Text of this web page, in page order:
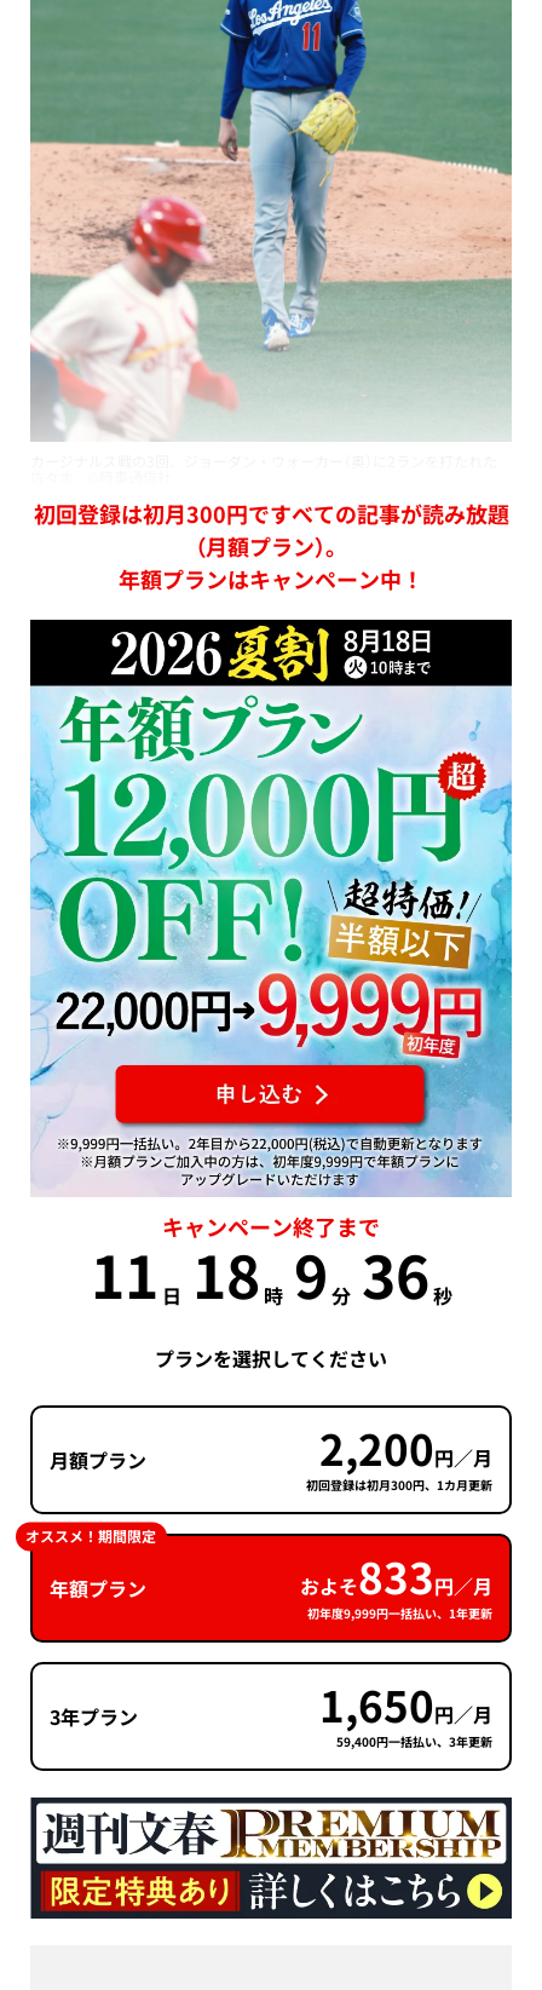
初回登録は初月300円ですべての記事が読み放題
（月額プラン）。
年額プランはキャンペーン中！
キャンペーン終了まで
11 日 18 時 9 分 35秒
プランを選択してください
月額プラン 2,200円／月
初回登録は初月300円、1カ月更新
年額プラン およそ833円／月
初年度9,999円一括払い、1年更新
オススメ！期間限定
3年プラン 1,650円／月
59,400円一括払い、3年更新